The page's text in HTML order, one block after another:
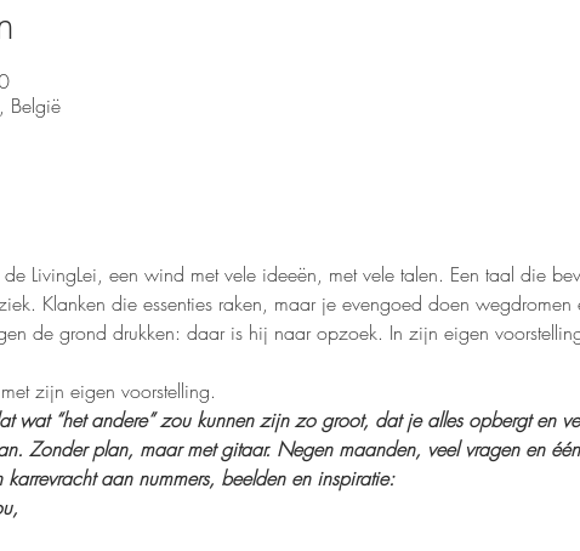
België
LivingLei, een wind met vele ideeën, met vele talen. Een taal die
Klanken die essenties raken, maar je evengoed doen wegdromen
de grond drukken: daar is hij naar opzoek. In zijn eigen
zijn eigen voorstelling.
wat “het andere” zou kunnen zijn zo groot, dat je alles opbergt en
Zonder plan, maar met gitaar. Negen maanden, veel vragen en
aan nummers, beelden en inspiratie: